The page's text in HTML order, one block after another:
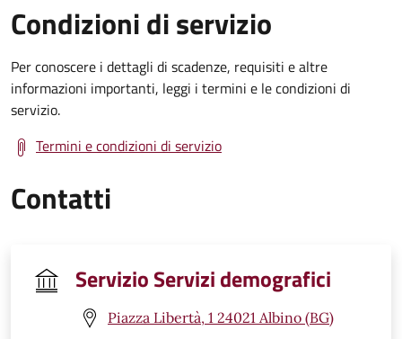
Condizioni di servizio
Per conoscere i dettagli di scadenze, requisiti e altre
informazioni importanti, leggi i termini e le condizioni di
servizio.
Termini e condizioni di servizio
Contatti
Servizio Servizi demografici
Piazza Libertà, 1 24021 Albino (BG)